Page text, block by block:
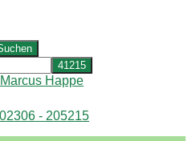
02306 - 205215